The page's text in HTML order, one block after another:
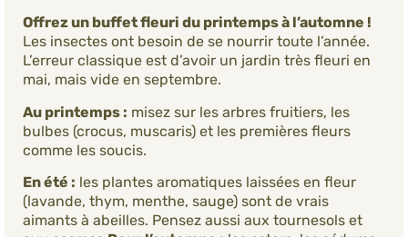
Offrez un buffet fleuri du printemps à l’automne !
Les insectes ont besoin de se nourrir toute l’année.
L’erreur classique est d’avoir un jardin très fleuri en
mai, mais vide en septembre.
Au printemps : misez sur les arbres fruitiers, les
bulbes (crocus, muscaris) et les premières fleurs
comme les soucis.
En été : les plantes aromatiques laissées en fleur
(lavande, thym, menthe, sauge) sont de vrais
aimants à abeilles. Pensez aussi aux tournesols et